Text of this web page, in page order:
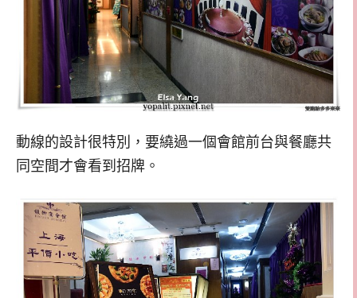
動線的設計很特別，要繞過一個會館前台與餐廳共
同空間才會看到招牌。